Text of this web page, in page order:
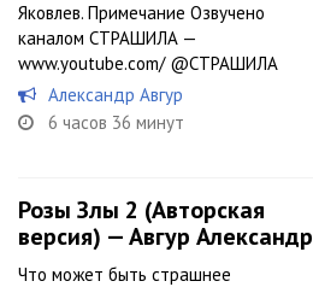
Яковлев. Примечание Озвучено
каналом СТРАШИЛА —
www.youtube.com/ @СТРАШИЛА
Александр Авгур
6 часов 36 минут
Розы Злы 2 (Авторская
версия) — Авгур Александр
Что может быть страшнее